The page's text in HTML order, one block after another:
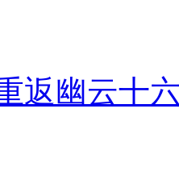
返幽云十